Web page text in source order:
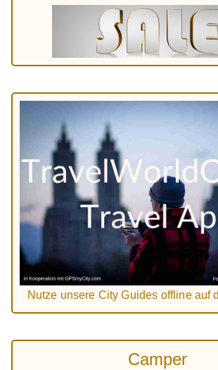
Nutze unsere City Guides offline auf
Camper